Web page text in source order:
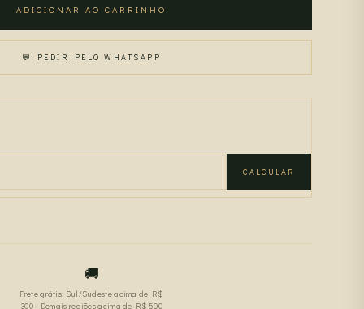
ADICIONAR AO CARRINHO
💬 PEDIR PELO WHATSAPP
CALCULAR
🚚
Frete grátis: Sul/Sudeste acima de R$
300 · Demais regiões acima de R$ 500